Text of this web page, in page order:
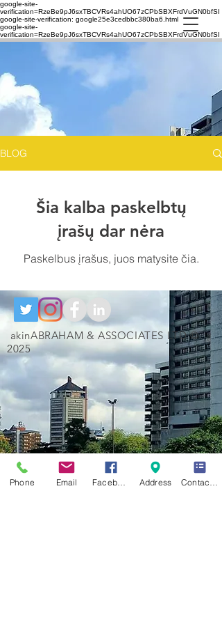
google-site-
verification=RzeBe9pJ6sxTBCVRs4ahUO67zCPbSBXFrdVuGN0bfSI
google-site-verification: google25e3cedbbc380ba6.html
google-site-
verification=RzeBe9pJ6sxTBCVRs4ahUO67zCPbSBXFrdVuGN0bfSI
BLOG
Šia kalba paskelbtų
įrašų dar nėra
Paskelbus įrašus, juos matysite čia.
akinABRAHAM & ASSOCIATES LTD ©
2025
Phone Email Address